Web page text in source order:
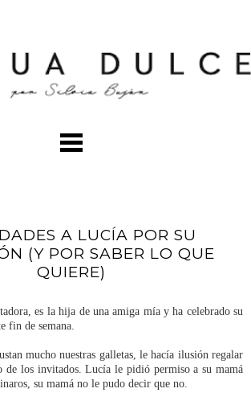
A LUCÍA POR SU
(Y POR SABER LO QUE
QUIERE)
es la hija de una amiga mía y ha celebrado su
fin de semana.
mucho nuestras galletas, le hacía ilusión regalar
de los invitados. Lucía le pidió permiso a su mamá
su mamá no le pudo decir que no.